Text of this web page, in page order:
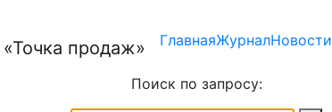
ГлавнаяЖурналНовости
Поиск по запросу: